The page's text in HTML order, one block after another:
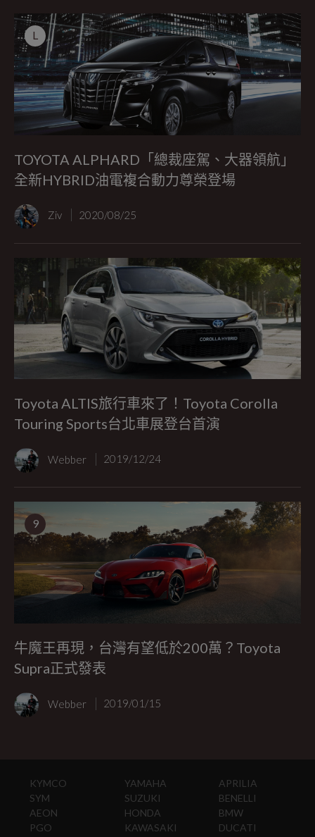
L
TOYOTA ALPHARD「總裁座駕、大器領航」
全新HYBRID油電複合動力尊榮登場
Ziv 2020/08/25
Toyota ALTIS旅行車來了！Toyota Corolla
Touring Sports台北車展登台首演
Webber 2019/12/24
9
牛魔王再現，台灣有望低於200萬？Toyota
Supra正式發表
Webber 2019/01/15
KYMCO
SYM
AEON
PGO
YAMAHA
SUZUKI
HONDA
KAWASAKI
APRILIA
BENELLI
BMW
DUCATI